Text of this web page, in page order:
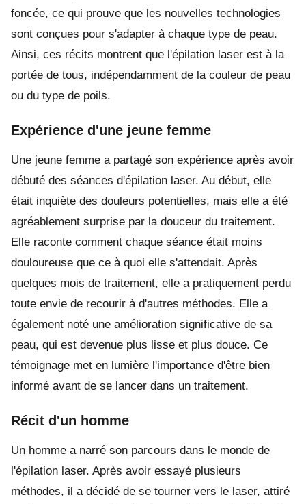
foncée, ce qui prouve que les nouvelles technologies
sont conçues pour s'adapter à chaque type de peau.
Ainsi, ces récits montrent que l'épilation laser est à la
portée de tous, indépendamment de la couleur de peau
ou du type de poils.
Expérience d'une jeune femme
Une jeune femme a partagé son expérience après avoir
débuté des séances d'épilation laser. Au début, elle
était inquiète des douleurs potentielles, mais elle a été
agréablement surprise par la douceur du traitement.
Elle raconte comment chaque séance était moins
douloureuse que ce à quoi elle s'attendait. Après
quelques mois de traitement, elle a pratiquement perdu
toute envie de recourir à d'autres méthodes. Elle a
également noté une amélioration significative de sa
peau, qui est devenue plus lisse et plus douce. Ce
témoignage met en lumière l'importance d'être bien
informé avant de se lancer dans un traitement.
Récit d'un homme
Un homme a narré son parcours dans le monde de
l'épilation laser. Après avoir essayé plusieurs
méthodes, il a décidé de se tourner vers le laser, attiré